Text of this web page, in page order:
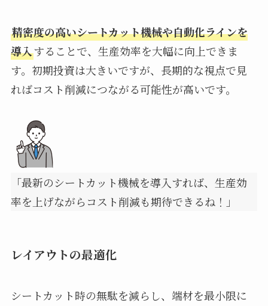
精密度の高いシートカット機械や自動化ラインを
導入することで、生産効率を大幅に向上できま
す。初期投資は大きいですが、長期的な視点で見
ればコスト削減につながる可能性が高いです。
「最新のシートカット機械を導入すれば、生産効
率を上げながらコスト削減も期待できるね！」
レイアウトの最適化
シートカット時の無駄を減らし、端材を最小限に